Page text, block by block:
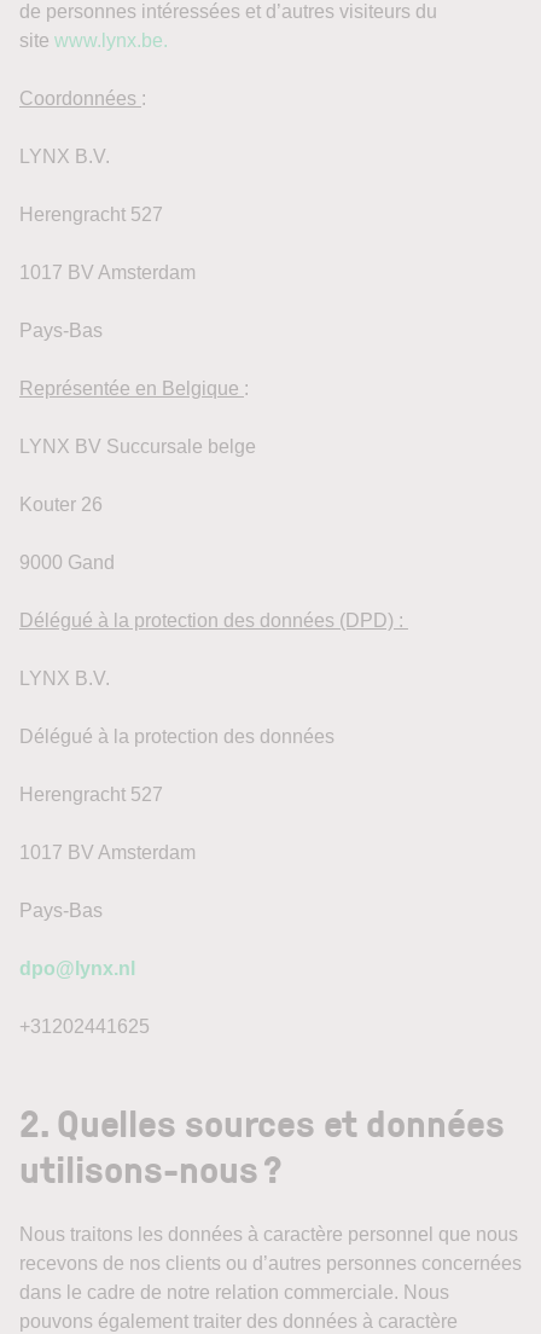
de personnes intéressées et d’autres visiteurs du
site www.lynx.be.
Coordonnées :
LYNX B.V.
Herengracht 527
1017 BV Amsterdam
Pays-Bas
Représentée en Belgique :
LYNX BV Succursale belge
Kouter 26
9000 Gand
Délégué à la protection des données (DPD) :
LYNX B.V.
Délégué à la protection des données
Herengracht 527
1017 BV Amsterdam
Pays-Bas
dpo@lynx.nl
+31202441625
2. Quelles sources et données
utilisons-nous ?
Nous traitons les données à caractère personnel que nous
recevons de nos clients ou d’autres personnes concernées
dans le cadre de notre relation commerciale. Nous
pouvons également traiter des données à caractère